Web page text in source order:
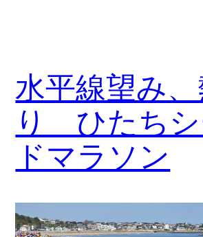
水平線望み
り ひたちシ
ドマラソン